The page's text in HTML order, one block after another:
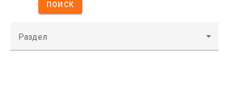
ПОИСК
Раздел